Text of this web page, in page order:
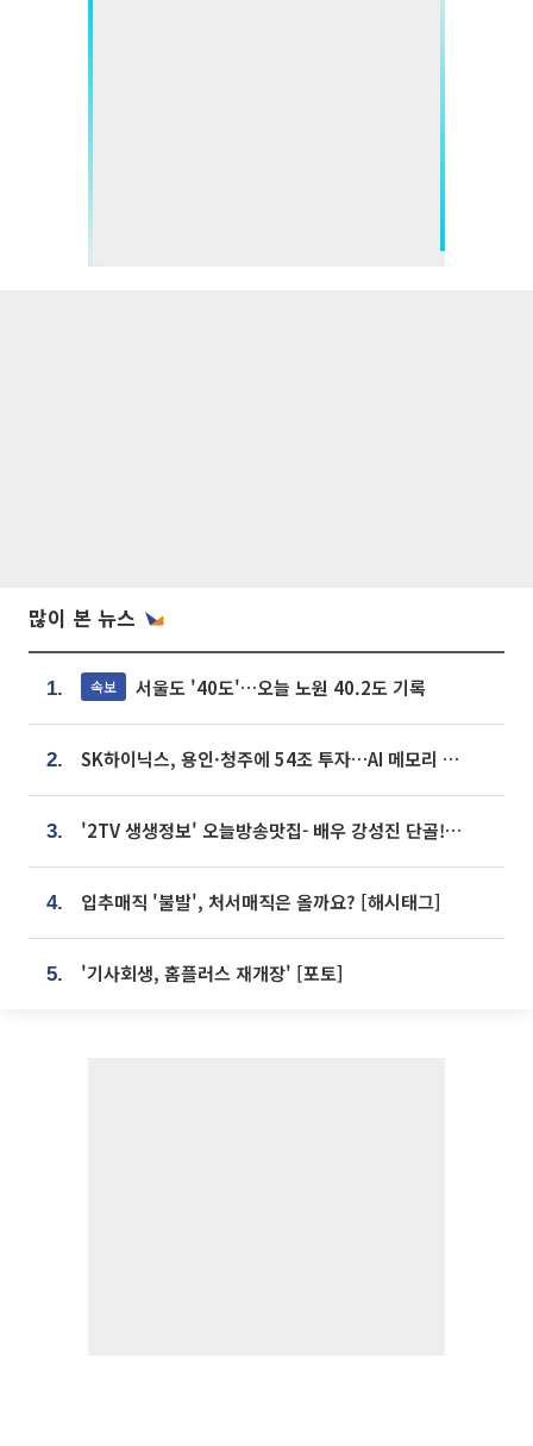
많이 본 뉴스
1. 속보 서울도 '40도'…오늘 노원 40.2도 기록
2. SK하이닉스, 용인·청주에 54조 투자…AI 메모리 생산기지 키운다
3. '2TV 생생정보' 오늘방송맛집- 배우 강성진 단골! 쌀국수ㆍ푸팟퐁 커리 맛집 '블○○○'
4. 입추매직 '불발', 처서매직은 올까요? [해시태그]
5. '기사회생, 홈플러스 재개장' [포토]